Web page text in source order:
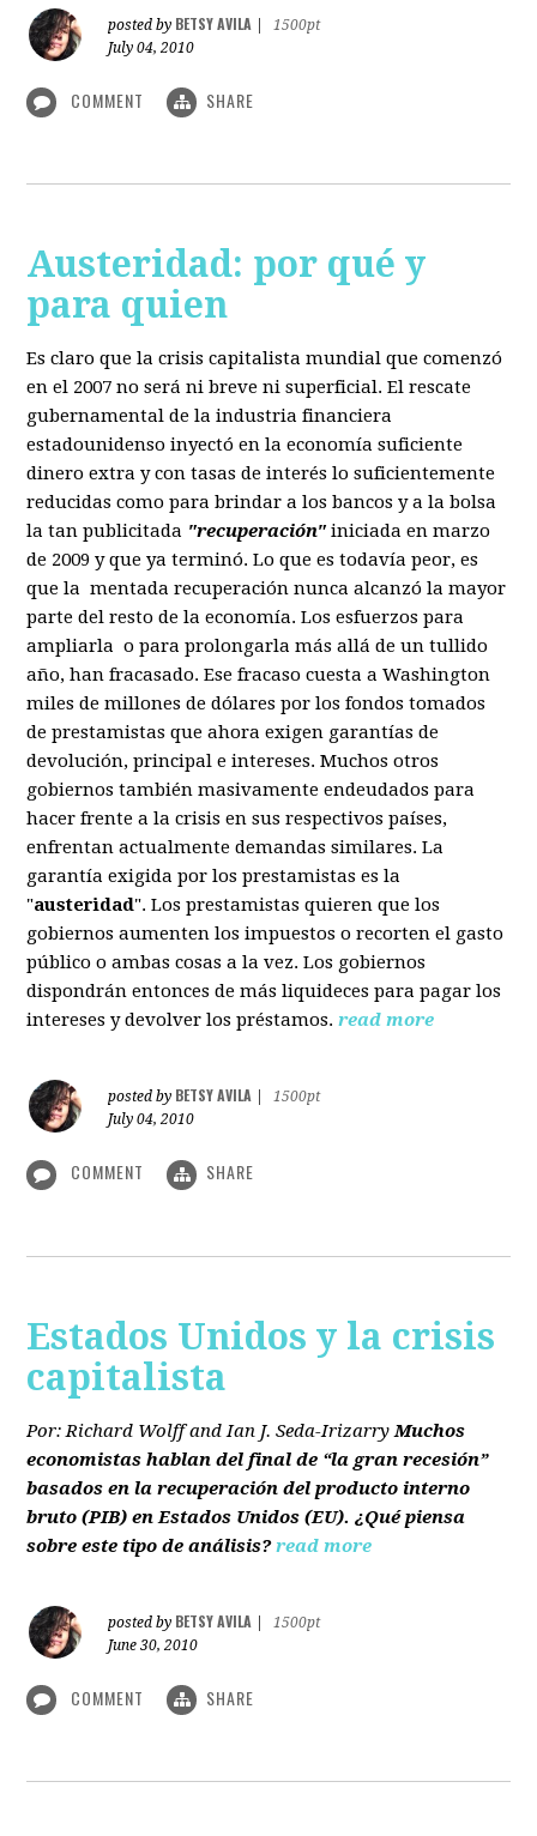
posted by BETSY AVILA
1500pt
July 04, 2010
COMMENT SHARE
Austeridad: por qué y
para quien
Es claro que la crisis capitalista mundial que comenzó
en el 2007 no será ni breve ni superficial. El rescate
gubernamental de la industria financiera
estadounidenso inyectó en la economía suficiente
dinero extra y con tasas de interés lo suficientemente
reducidas como para brindar a los bancos y a la bolsa
la tan publicitada "recuperación" iniciada en marzo
de 2009 y que ya terminó. Lo que es todavía peor, es
que la mentada recuperación nunca alcanzó la mayor
parte del resto de la economía. Los esfuerzos para
ampliarla o para prolongarla más allá de un tullido
año, han fracasado. Ese fracaso cuesta a Washington
miles de millones de dólares por los fondos tomados
de prestamistas que ahora exigen garantías de
devolución, principal e intereses. Muchos otros
gobiernos también masivamente endeudados para
hacer frente a la crisis en sus respectivos países,
enfrentan actualmente demandas similares. La
garantía exigida por los prestamistas es la
"austeridad". Los prestamistas quieren que los
gobiernos aumenten los impuestos o recorten el gasto
público o ambas cosas a la vez. Los gobiernos
dispondrán entonces de más liquideces para pagar los
intereses y devolver los préstamos. read more
posted by BETSY AVILA
1500pt
July 04, 2010
COMMENT SHARE
Estados Unidos y la crisis
capitalista
Por: Richard Wolff and Ian J. Seda-Irizarry Muchos
economistas hablan del final de “la gran recesión”
basados en la recuperación del producto interno
bruto(PIB)en Estados Unidos(EU). ¿Qué piensa
sobre este tipo de análisis? read more
posted by BETSY AVILA
1500pt
June 30, 2010
COMMENT SHARE